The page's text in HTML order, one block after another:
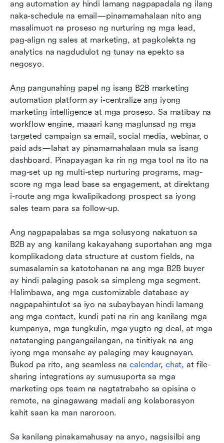
ang automation ay hindi lamang nagpapadala ng ilang
naka-schedule na email—pinamamahalaan nito ang
masalimuot na proseso ng nurturing ng mga lead,
pag-align ng sales at marketing, at pagkolekta ng
analytics na nagdudulot ng tunay na epekto sa
negosyo.
Ang pangunahing papel ng isang B2B marketing
automation platform ay i-centralize ang iyong
marketing intelligence at mga proseso. Sa matibay na
workflow engine, maaari kang maglunsad ng mga
targeted campaign sa email, social media, webinar, o
paid ads—lahat ay pinamamahalaan mula sa isang
dashboard. Pinapayagan ka rin ng mga tool na ito na
mag-set up ng multi-step nurturing programs, mag-
score ng mga lead base sa engagement, at direktang
i-route ang mga kwalipikadong prospect sa iyong
sales team para sa follow-up.
Ang nagpapalabas sa mga solusyong nakatuon sa
B2B ay ang kanilang kakayahang suportahan ang mga
komplikadong data structure at custom fields, na
sumasalamin sa katotohanan na ang mga B2B buyer
ay hindi palaging pasok sa simpleng mga segment.
Halimbawa, ang mga customizable database ay
nagpapahintulot sa iyo na subaybayan hindi lamang
ang mga contact, kundi pati na rin ang kanilang mga
kumpanya, mga tungkulin, mga yugto ng deal, at mga
natatanging pangangailangan, na tinitiyak na ang
iyong mga mensahe ay palaging may kaugnayan.
Bukod pa rito, ang seamless na calendar, chat, at file-
sharing integrations ay sumusuporta sa mga
marketing ops team na nagtatrabaho sa opisina o
remote, na ginagawang madali ang kolaborasyon
kahit saan ka man naroroon.
Sa kanilang pinakamahusay na anyo, nagsisilbi ang